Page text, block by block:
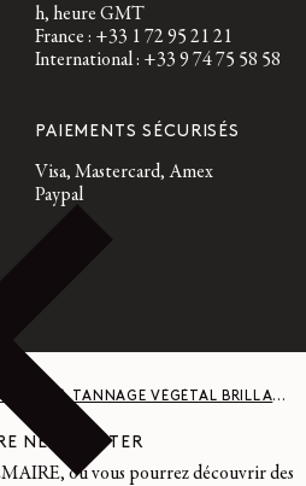
h, heure GMT
France : +33 1 72 95 21 21
International : +33 9 74 75 58 58
PAIEMENTS SÉCURISÉS
Visa, Mastercard, Amex
Paypal
SAC GEAR MODÈLE WEEK-END - CUIR À TANNAGE VÉGÉTAL BRILLANT - DARK EGGPLANT
NEWSLETTER
où vous pourrez découvrir des